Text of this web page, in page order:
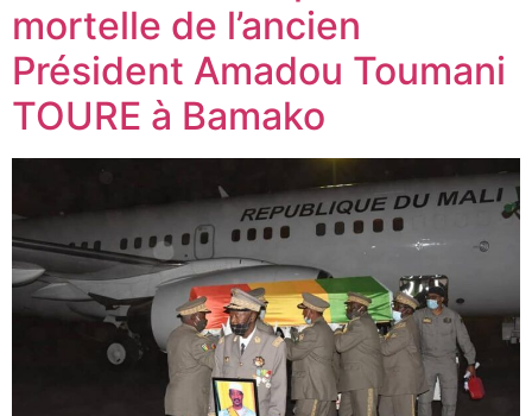
mortelle de l’ancien
Président Amadou Toumani
TOURE à Bamako